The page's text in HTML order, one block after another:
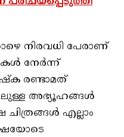
നിരവധി പേരാണ്
നേര്‍ന്ന്
രണ്ടാമത്
അഭ്യൂഹങ്ങള്‍
എല്ലാം